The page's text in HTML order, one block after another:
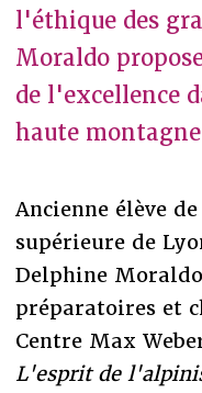
l'éthique des
Moraldo
de l'excellence
haute
Ancienne élève
supérieure de
Delphine
préparatoires et
Centre Max
L'esprit de